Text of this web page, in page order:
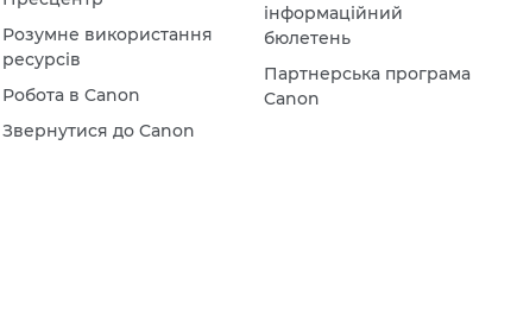
Розумне використання
ресурсів
Робота в Canon
Звернутися до Canon
інформаційний
бюлетень
Партнерська програма
Canon